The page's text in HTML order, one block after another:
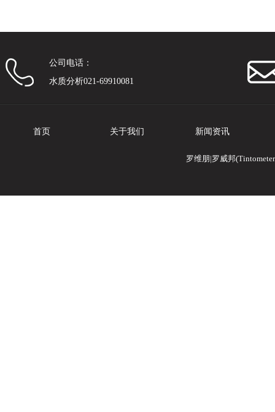
公司电话：
水质分析021-69910081
首页 关于我们 新闻资讯
罗维朋|罗威邦